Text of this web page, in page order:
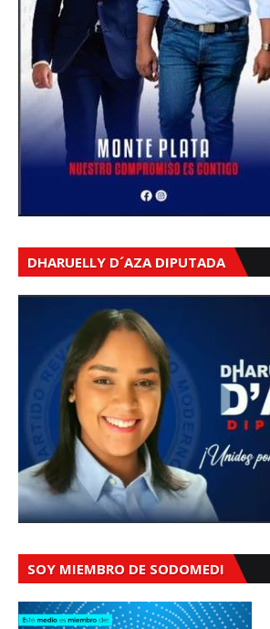
DHARUELLY D´AZA DIPUTADA
SOY MIEMBRO DE SODOMEDI